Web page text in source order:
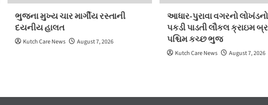
ભુજના મુખ્ય ચાર માર્ગીય રસ્તાની
દયનીય હાલત
Kutch Care News August 7, 2026
આધાર-પુરાવા વગરનો
પકડી પાડતી લૌકલ ક્રાઇમ
પશ્ચિમ કચ્છ ભુજ
Kutch Care News August 7, 2026